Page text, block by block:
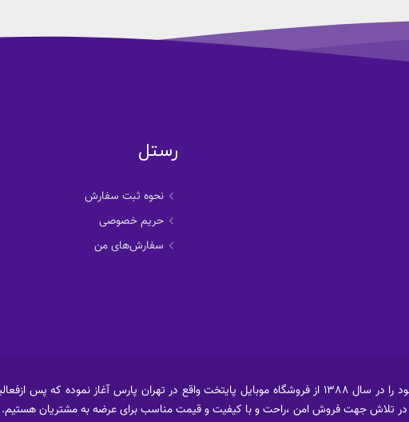
رستل
نحوه ثبت سفارش
حریم خصوصی
سفارش‌های من
فروشگاه اینترنتی رستل ابتداء فعالیت خود را در سال 1388 از فروشگاه موبایل پایتخت واقع در تهران